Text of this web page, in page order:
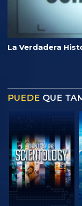
La Verdadera
PUEDE QUE